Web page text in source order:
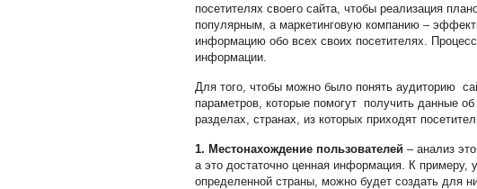
посетителях своего сайта, чтобы реализация
популярным, а маркетинговую компанию –
информацию обо всех своих посетителях.
информации.
Для того, чтобы можно было понять аудиторию
параметров, которые помогут получить данные
разделах, странах, из которых приходят
1. Местонахождение пользователей – анализ
а это достаточно ценная информация. К примеру,
определенной страны, можно будет создать для